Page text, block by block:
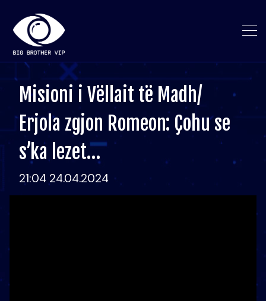
Misioni i Vëllait të Madh/
Erjola zgjon Romeon: Çohu se
s’ka lezet…
21:04 24.04.2024